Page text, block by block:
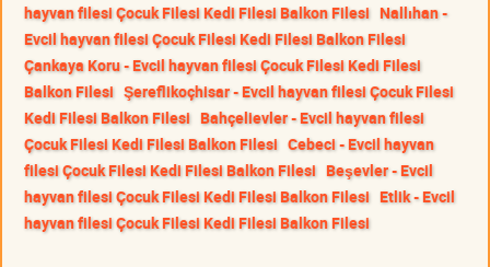
hayvan filesi Çocuk Filesi Kedi Filesi Balkon Filesi Nallıhan -
Evcil hayvan filesi Çocuk Filesi Kedi Filesi Balkon Filesi
Çankaya Koru - Evcil hayvan filesi Çocuk Filesi Kedi Filesi
Balkon Filesi Şereflikoçhisar - Evcil hayvan filesi Çocuk Filesi
Kedi Filesi Balkon Filesi Bahçelievler - Evcil hayvan filesi
Çocuk Filesi Kedi Filesi Balkon Filesi Cebeci - Evcil hayvan
filesi Çocuk Filesi Kedi Filesi Balkon Filesi Beşevler - Evcil
hayvan filesi Çocuk Filesi Kedi Filesi Balkon Filesi Etlik - Evcil
hayvan filesi Çocuk Filesi Kedi Filesi Balkon Filesi